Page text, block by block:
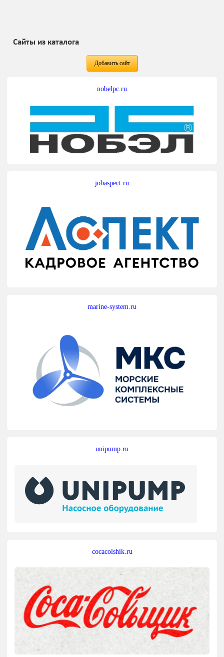
Сайты из каталога
Добавить сайт
nobelpc.ru
jobaspect.ru
marine-system.ru
unipump.ru
cocacolshik.ru